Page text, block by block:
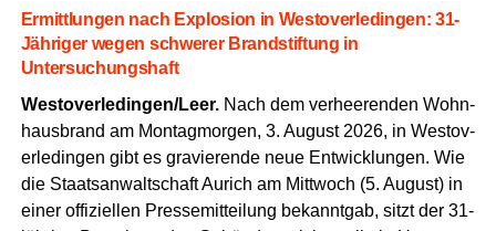
Ermitt­lun­gen nach Explo­si­on in Wes­t­ov­er­le­din­gen: 31-
Jäh­ri­ger wegen schwe­rer Brand­stif­tung in
Untersuchungshaft
Westoverledingen/Leer.Nach dem ver­hee­ren­den Wohn­
haus­brand am Mon­tag­mor­gen, 3. August 2026, in Wes­t­ov­
er­le­din­gen gibt es gra­vie­ren­de neue Ent­wick­lun­gen. Wie
die Staats­an­walt­schaft Aurich am Mitt­woch (5. August) in
einer offi­zi­el­len Pres­se­mit­tei­lung bekannt­gab, sitzt der 31-